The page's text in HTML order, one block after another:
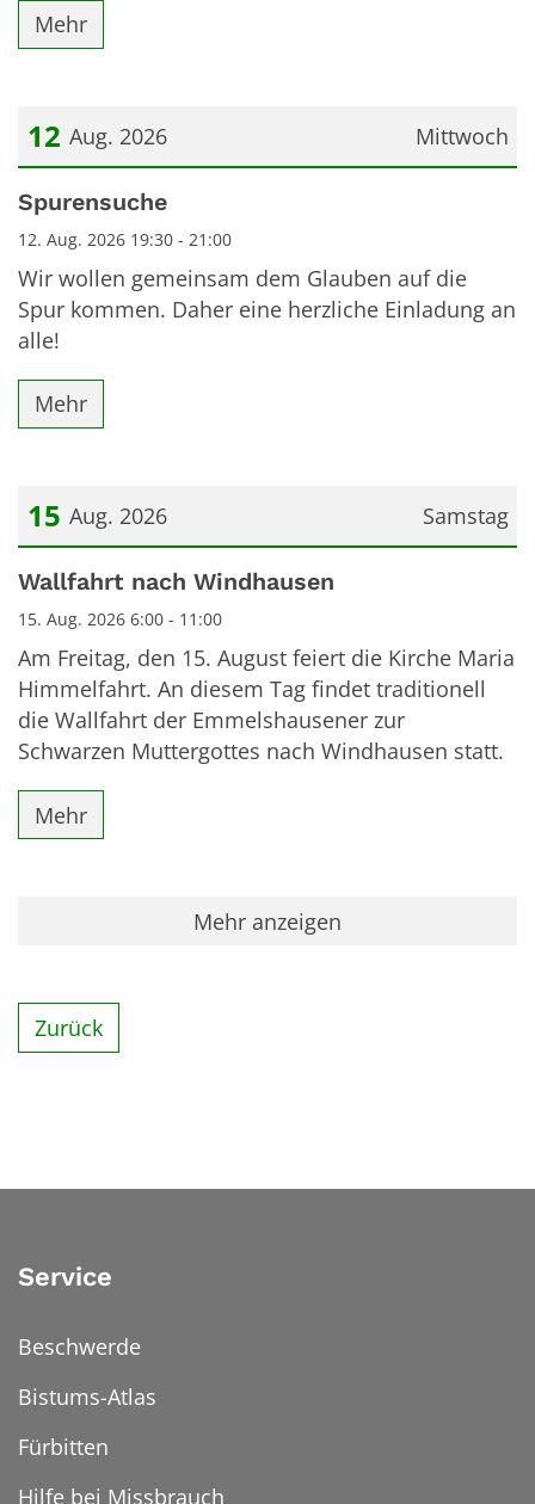
Mehr
Mittwoch
12 Aug. 2026
Datum: 12. August 2026
Spurensuche
12. Aug. 2026 19:30 - 21:00
Wir wollen gemeinsam dem Glauben auf die
Spur kommen. Daher eine herzliche Einladung an
alle!
Mehr
Samstag
15 Aug. 2026
Datum: 15. August 2026
Wallfahrt nach Windhausen
15. Aug. 2026 6:00 - 11:00
Am Freitag, den 15. August feiert die Kirche Maria
Himmelfahrt. An diesem Tag findet traditionell
die Wallfahrt der Emmelshausener zur
Schwarzen Muttergottes nach Windhausen statt.
Mehr
Mehr anzeigen
Zurück
Service
Beschwerde
Bistums-Atlas
Fürbitten
Hilfe bei Missbrauch